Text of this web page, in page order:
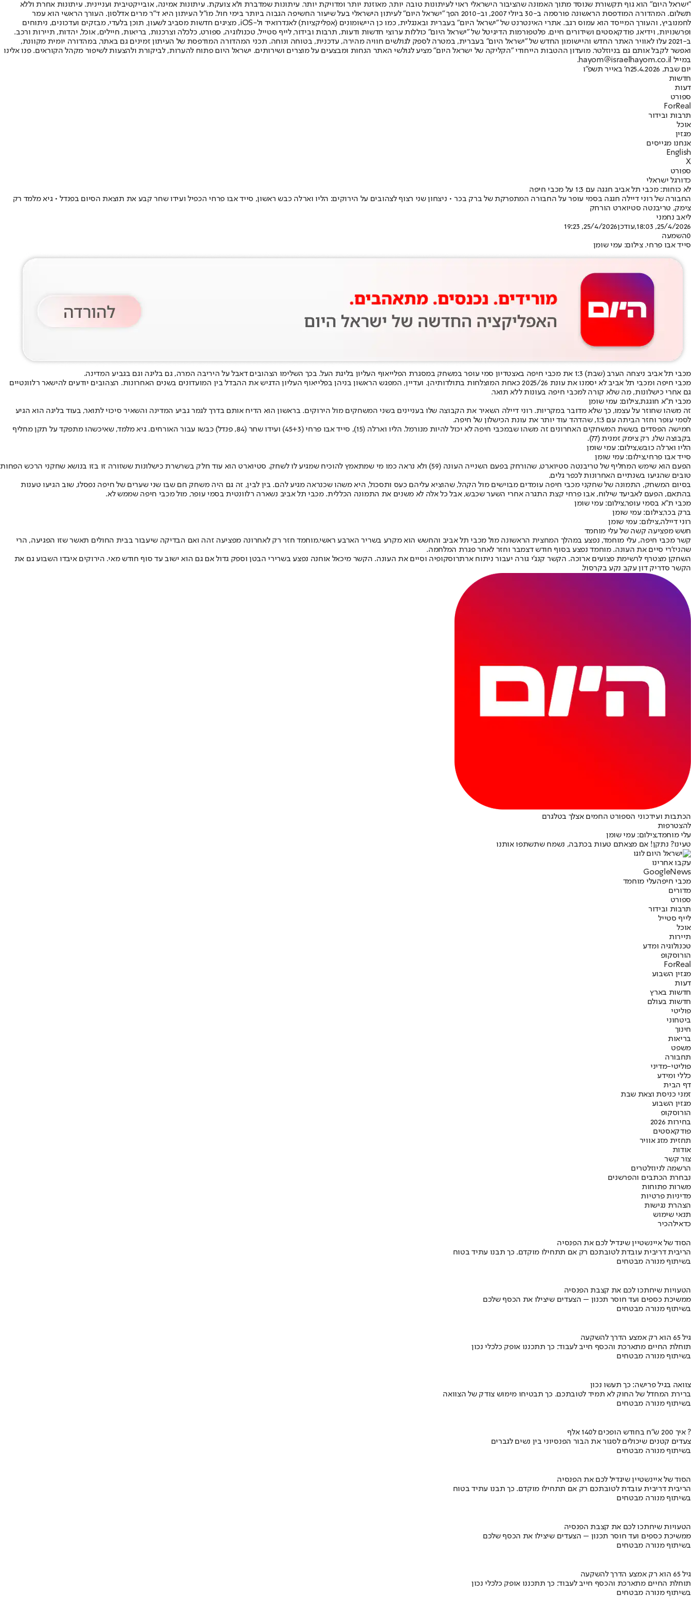
"ישראל היום" הוא גוף תקשורת שנוסד מתוך האמונה שהציבור הישראלי ראוי לעיתונות טובה יותר, מאוזנת יותר ומדויקת יותר. עיתונות שמדברת ולא צועקת. עיתונות אמינה, אובייקטיבית ועניינית. עיתונות אחרת וללא
תשלום. המהדורה המודפסת הראשונה פורסמה ב-30 ביולי 2007, וב-2010 הפך "ישראל היום" לעיתון הישראלי בעל שיעור החשיפה הגבוה ביותר בימי חול. מו"ל העיתון היא ד"ר מרים אדלסון. העורך הראשי הוא עמר
לחמנוביץ, והעורך המייסד הוא עמוס רגב. אתרי האינטרנט של "ישראל היום" בעברית ובאנגלית, כמו כן היישומונים (אפליקציות) לאנדרואיד ול-iOS, מציגים חדשות מסביב לשעון, תוכן בלעדי, מבזקים ועדכונים, ניתוחים
ופרשנויות, וידיאו, פודקאסטים ושידורים חיים. פלטפורמות הדיגיטל של "ישראל היום" כוללות ערוצי חדשות ודעות, תרבות ובידור, לייף סטייל, טכנולוגיה, ספורט, כלכלה וצרכנות, בריאות, חיילים, אוכל, יהדות, תיירות ורכב.
ב-2021 עלו לאוויר האתר החדש והיישומון החדש של "ישראל היום" בעברית, במטרה לספק לגולשים חוויה מהירה, עדכנית, בטוחה ונוחה. תכני המהדורה המודפסת של העיתון זמינים גם באתר, במהדורה יומית מקוונת,
ואפשר לקבל אותם גם בניוזלטר. מועדון ההטבות הייחודי "הקליקה של ישראל היום" מציע לגולשי האתר הנחות ומבצעים על מוצרים ושירותים. ישראל היום פתוח להערות, לביקורת ולהצעות לשיפור מקהל הקוראים. פנו אלינו
במייל hayom@israelhayom.co.il.
יום שבת, 25.4.2026
ח' באייר תשפ"ו
חדשות
דעות
ספורט
ForReal
תרבות ובידור
אוכל
מגזין
אנחנו מגייסים
English
X
ספורט
כדורגל ישראלי
לא כוחות: מכבי תל אביב חגגה עם 1:3 על מכבי חיפה
החבורה של רוני דיילה חגגה בסמי עופר על החבורה המתפרקת של ברק בכר • ניצחון שני רצוף לצהובים על הירוקים: הליו וארלה כבש ראשון, סייד אבו פרחי הכפיל ועידו שחר קבע את תוצאת הסיום בפנדל • גיא מלמד רק
צימק, טריבנטה סטיוארט הורחק
ליאב נחמני
25/4/2026, 18:03
,עודכן25/4/2026, 19:23
0השמעה
סייד אבו פרחי. צילום: עמי שומן
מכבי תל אביב ניצחה הערב (שבת) 1:3 את מכבי חיפה באצטדיון סמי עופר במשחק במסגרת הפלייאוף העליון בליגת העל. בכך השלימו הצהובים דאבל על היריבה המרה, גם בליגה וגם בגביע המדינה.
מכבי חיפה ומכבי תל אביב לא יסמנו את עונת 2025/26 כאחת המוצלחות בתולדותיהן. ועדיין, המפגש הראשון בניהן בפלייאוף העליון הדגיש את ההבדל בין המועדונים בשנים האחרונות. הצהובים יודעים להישאר רלוונטיים
גם אחרי כישלונות, מה שלא קורה למכבי חיפה בעונות ללא תואר.
מכבי ת"א חוגגת,צילום: עמי שומן
זה משהו שחוזר על עצמו, כך שלא מדובר במקריות. רוני דיילה השאיר את הקבוצה שלו בעניינים בשני המשחקים מול הירוקים. בראשון הוא הדיח אותם בדרך לגמר גביע המדינה והשאיר סיכוי לתואר, בעוד בליגה הוא הגיע
לסמי עופר וחזר הביתה עם 1:3, שהדהד עוד יותר את עונת הכישלון של חיפה.
חמישה הפסדים בששת המשחקים האחרונים זה משהו שבמכבי חיפה לא יכול להיות מנורמל. הליו וארלה (15), סייד אבו פרחי (45+3) ועידו שחר (84, פנדל) כבשו עבור האורחים. גיא מלמד, שאיכשהו מתפקד על תקן מחליף
בקבוצה שלו, רק צימק זמנית (77).
הליו וארלה כובש,צילום: עמי שומן
סייד אבו פרחי,צילום: עמי שומן
הפעם הוא שימש המחליף של טריבנטה סטיוארט, שהורחק בפעם השנייה העונה (59) ולא נראה כמו מי שמתאמץ להוכיח שמגיע לו לשחק. סטיוארט הוא עוד חלק בשרשרת כישלונות ששזורה זו בזו בנושא שחקני הרכש הפחות
טובים שהגיעו בשנתיים האחרונות לכפר גלים.
בסיום המשחק, התמונה של שחקני מכבי חיפה עומדים מבוישים מול הקהל, שהוציא עליהם כעס ותסכול, היא משהו שכנראה מגיע להם. בין לבין, זה גם היה משחק חם שבו שני שערים של חיפה נפסלו, שוב הגיעו טענות
בהתאם, הפעם לאביעד שילוח, אבו פרחי קצת התגרה אחרי השער שכבש, אבל כל אלה לא משנים את התמונה הכללית. מכבי תל אביב נשארה רלוונטית בסמי עופר, מול מכבי חיפה שממש לא.
מכבי ת"א בסמי עופר,צילום: עמי שומן
ברק בכר,צילום: עמי שומן
רוני דיילה,צילום: עמי שומן
חשש מפציעה קשה של עלי מוחמד
קשר מכבי חיפה, עלי מוחמד, נפצע במהלך המחצית הראשונה מול מכבי תל אביב והחשש הוא מקרע בשריר הארבע ראשי.מוחמד חזר רק לאחרונה מפציעה זהה ואם הבדיקה שיעבור בבית החולים תאשר שזו הפגיעה, הרי
שהניז'רי סיים את העונה. מוחמד נפצע בסוף חודש דצמבר וחזר לאחר פגרת המלחמה.
השחקן מצטרף לרשימת פצועים ארוכה. הקשר קנג'י גורה יעבור ניתוח ארתרוסקופיה וסיים את העונה. הקשר מיכאל אוחנה נפצע בשרירי הבטן וספק גדול אם גם הוא ישוב עד סוף חודש מאי. הירוקים איבדו השבוע גם את
הקשר סדריק דון עקב נקע בקרסול.
הכתבות ועידכוני הספורט החמים אצלך בטלגרם
להצטרפות
עלי מוחמד,צילום: עמי שומן
טעינו? נתקן! אם מצאתם טעות בכתבה, נשמח שתשתפו אותנו
עקבו אחרינו
Googl eNews
מכבי חיפהעלי מוחמד
מדורים
ספורט
תרבות ובידור
לייף סטייל
אוכל
תיירות
טכנולוגיה ומדע
הורוסקופ
ForReal
מגזין השבוע
דעות
חדשות בארץ
חדשות בעולם
פוליטי
ביטחוני
חינוך
בריאות
משפט
תחבורה
פוליטי-מדיני
כללי ומידע
דף הבית
זמני כניסת וצאת שבת
מגזין השבוע
הורוסקופ
בחירות 2026
פודקאסטים
תחזית מזג אוויר
אודות
צור קשר
הרשמה לניוזלטרים
נבחרת הכתבים והפרשנים
משרות פתוחות
מדיניות פרטיות
הצהרת נגישות
תנאי שימוש
כדאילהכיר
הסוד של איינשטיין שיגדיל לכם את הפנסיה
הריבית דריבית עובדת לטובתכם רק אם תתחילו מוקדם. כך תבנו עתיד בטוח
בשיתוף מנורה מבטחים
הטעויות שיחתכו לכם את קצבת הפנסיה
ממשיכת כספים ועד חוסר תכנון – הצעדים שיצילו את הכסף שלכם
בשיתוף מנורה מבטחים
גיל 65 הוא רק אמצע הדרך להשקעה
תוחלת החיים מתארכת והכסף חייב לעבוד: כך תתכננו אופק כלכלי נכון
בשיתוף מנורה מבטחים
צוואה בגיל פרישה: כך תעשו נכון
ברירת המחדל של החוק לא תמיד לטובתכם. כך תבטיחו מימוש צודק של הצוואה
בשיתוף מנורה מבטחים
איך 200 ש"ח בחודש הופכים ל140 אלף ?
צעדים קטנים שיכולים לסגור את הבור הפנסיוני בין נשים לגברים
בשיתוף מנורה מבטחים
הסוד של איינשטיין שיגדיל לכם את הפנסיה
הריבית דריבית עובדת לטובתכם רק אם תתחילו מוקדם. כך תבנו עתיד בטוח
בשיתוף מנורה מבטחים
הטעויות שיחתכו לכם את קצבת הפנסיה
ממשיכת כספים ועד חוסר תכנון – הצעדים שיצילו את הכסף שלכם
בשיתוף מנורה מבטחים
גיל 65 הוא רק אמצע הדרך להשקעה
תוחלת החיים מתארכת והכסף חייב לעבוד: כך תתכננו אופק כלכלי נכון
בשיתוף מנורה מבטחים